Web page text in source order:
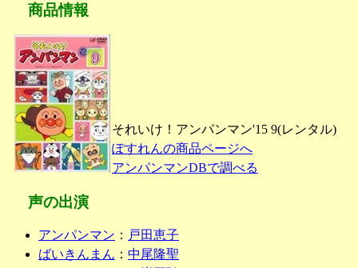
商品情報
それいけ！アンパンマン'15 9(レンタル)
ぽすれんの商品ページへ
アンパンマンDBで調べる
声の出演
アンパンマン ： 戸田恵子
ばいきんまん ： 中尾隆聖